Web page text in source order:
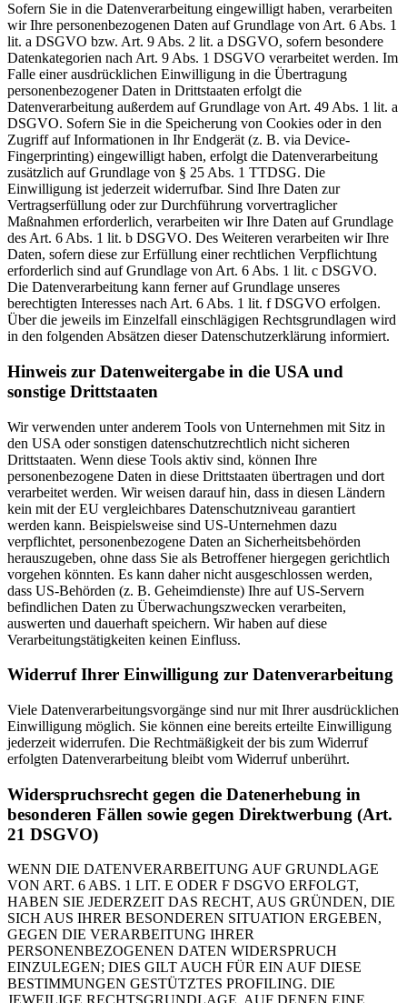
Sofern Sie in die Datenverarbeitung eingewilligt haben, verarbeiten
wir Ihre personenbezogenen Daten auf Grundlage von Art. 6 Abs. 1
lit. a DSGVO bzw. Art. 9 Abs. 2 lit. a DSGVO, sofern besondere
Datenkategorien nach Art. 9 Abs. 1 DSGVO verarbeitet werden. Im
Falle einer ausdrücklichen Einwilligung in die Übertragung
personenbezogener Daten in Drittstaaten erfolgt die
Datenverarbeitung außerdem auf Grundlage von Art. 49 Abs. 1 lit. a
DSGVO. Sofern Sie in die Speicherung von Cookies oder in den
Zugriff auf Informationen in Ihr Endgerät (z. B. via Device-
Fingerprinting) eingewilligt haben, erfolgt die Datenverarbeitung
zusätzlich auf Grundlage von § 25 Abs. 1 TTDSG. Die
Einwilligung ist jederzeit widerrufbar. Sind Ihre Daten zur
Vertragserfüllung oder zur Durchführung vorvertraglicher
Maßnahmen erforderlich, verarbeiten wir Ihre Daten auf Grundlage
des Art. 6 Abs. 1 lit. b DSGVO. Des Weiteren verarbeiten wir Ihre
Daten, sofern diese zur Erfüllung einer rechtlichen Verpflichtung
erforderlich sind auf Grundlage von Art. 6 Abs. 1 lit. c DSGVO.
Die Datenverarbeitung kann ferner auf Grundlage unseres
berechtigten Interesses nach Art. 6 Abs. 1 lit. f DSGVO erfolgen.
Über die jeweils im Einzelfall einschlägigen Rechtsgrundlagen wird
in den folgenden Absätzen dieser Datenschutzerklärung informiert.
Hinweis zur Datenweitergabe in die USA und
sonstige Drittstaaten
Wir verwenden unter anderem Tools von Unternehmen mit Sitz in
den USA oder sonstigen datenschutzrechtlich nicht sicheren
Drittstaaten. Wenn diese Tools aktiv sind, können Ihre
personenbezogene Daten in diese Drittstaaten übertragen und dort
verarbeitet werden. Wir weisen darauf hin, dass in diesen Ländern
kein mit der EU vergleichbares Datenschutzniveau garantiert
werden kann. Beispielsweise sind US-Unternehmen dazu
verpflichtet, personenbezogene Daten an Sicherheitsbehörden
herauszugeben, ohne dass Sie als Betroffener hiergegen gerichtlich
vorgehen könnten. Es kann daher nicht ausgeschlossen werden,
dass US-Behörden (z. B. Geheimdienste) Ihre auf US-Servern
befindlichen Daten zu Überwachungszwecken verarbeiten,
auswerten und dauerhaft speichern. Wir haben auf diese
Verarbeitungstätigkeiten keinen Einfluss.
Widerruf Ihrer Einwilligung zur Datenverarbeitung
Viele Datenverarbeitungsvorgänge sind nur mit Ihrer ausdrücklichen
Einwilligung möglich. Sie können eine bereits erteilte Einwilligung
jederzeit widerrufen. Die Rechtmäßigkeit der bis zum Widerruf
erfolgten Datenverarbeitung bleibt vom Widerruf unberührt.
Widerspruchsrecht gegen die Datenerhebung in
besonderen Fällen sowie gegen Direktwerbung (Art.
21 DSGVO)
WENN DIE DATENVERARBEITUNG AUF GRUNDLAGE
VON ART. 6 ABS. 1 LIT. E ODER F DSGVO ERFOLGT,
HABEN SIE JEDERZEIT DAS RECHT, AUS GRÜNDEN, DIE
SICH AUS IHRER BESONDEREN SITUATION ERGEBEN,
GEGEN DIE VERARBEITUNG IHRER
PERSONENBEZOGENEN DATEN WIDERSPRUCH
EINZULEGEN; DIES GILT AUCH FÜR EIN AUF DIESE
BESTIMMUNGEN GESTÜTZTES PROFILING. DIE